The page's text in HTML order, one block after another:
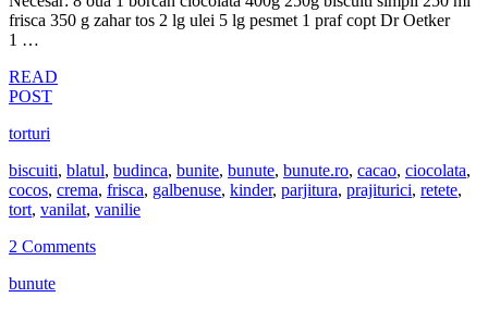
frisca 350 g zahar tos 2 lg ulei 5 lg pesmet 1 praf copt Dr Oetker
1 …
READ
POST
torturi
biscuiti, blatul, budinca, bunite, bunute, bunute.ro, cacao, ciocolata,
cocos, crema, frisca, galbenuse, kinder, parjitura, prajiturici, retete,
tort, vanilat, vanilie
2 Comments
bunute